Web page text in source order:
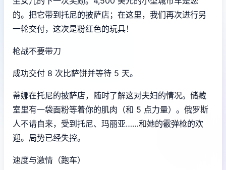
的。把它带到托尼的披萨店；在这里，我们再次进行另
一轮交付，这次是粉红色的玩具！
枪战不要带刀
成功交付 8 次比萨饼并等待 5 天。
蒂娜在托尼的披萨店，随时了解这对夫妇的情况。储藏
室里有一袋面粉等着你的肌肉（和 5 点力量）。俄罗斯
人不请自来，受到托尼、玛丽亚……和她的霰弹枪的欢
迎。局势已经失控。
速度与激情（跑车）